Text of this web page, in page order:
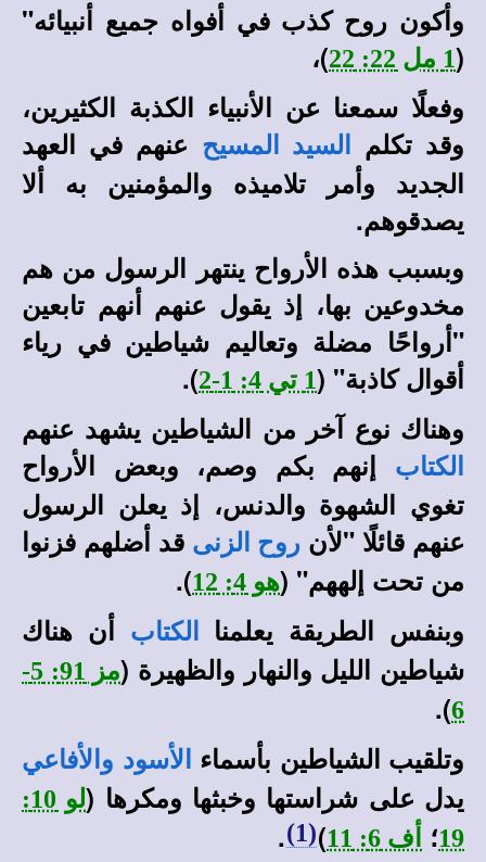
وأكون روح كذب في أفواه جميع أنبيائه"
(1 مل 22: 22
)،
وفعلًا سمعنا عن الأنبياء الكذبة الكثيرين،
وقد تكلم
السيد المسيح عنهم في العهد
الجديد وأمر تلاميذه والمؤمنين به ألا
يصدقوهم.
وبسبب هذه الأرواح ينتهر الرسول من هم
مخدوعين بها، إذ يقول عنهم أنهم تابعين
"أرواحًا مضلة وتعاليم شياطين في رياء
أقوال كاذبة" (1 تي 4: 1-2
).
وهناك نوع آخر من الشياطين يشهد عنهم
الكتاب
إنهم بكم وصم، وبعض الأرواح
تغوي الشهوة والدنس، إذ يعلن الرسول
عنهم قائلًا "لأن روح الزنى قد أضلهم فزنوا
من تحت إلههم" (هو 4: 12
).
وبنفس الطريقة يعلمنا
الكتاب أن هناك
شياطين الليل والنهار والظهيرة (
مز 91: 5-
6
).
وتلقيب الشياطين بأسماء
الأسود والأفاعي
يدل على شراستها وخبثها ومكرها (
لو 10:
19؛ أف 6: 11 )
(1)
.